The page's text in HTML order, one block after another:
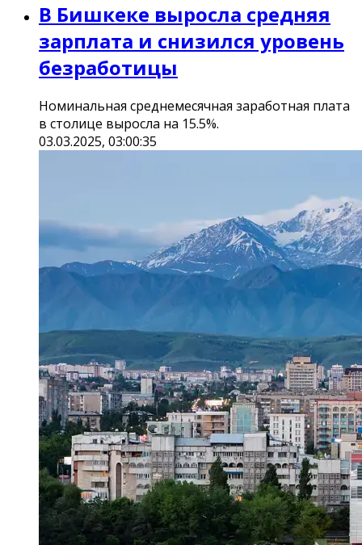
В Бишкеке выросла средняя
зарплата и снизился уровень
безработицы
Номинальная среднемесячная заработная плата
в столице выросла на 15.5%.
03.03.2025, 03:00:35